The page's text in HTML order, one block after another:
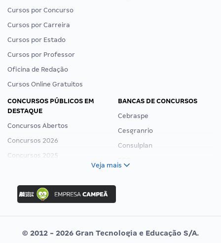
Cursos por Concurso
Cursos por Carreira
Cursos por Estado
Cursos por Professor
Oficina de Redação
Cursos Online Gratuitos
CONCURSOS PÚBLICOS EM
DESTAQUE
Concursos Abertos
Concursos 2026
Concursos 2025
Concurso Ibama
Concurso MPU
Editais publicados
BANCAS DE CONCURSOS
Cebraspe
Cesgranrio
Consulplan
Vunesp
Veja mais
© 2012 - 2026 Gran Tecnologia e Educação S/A.